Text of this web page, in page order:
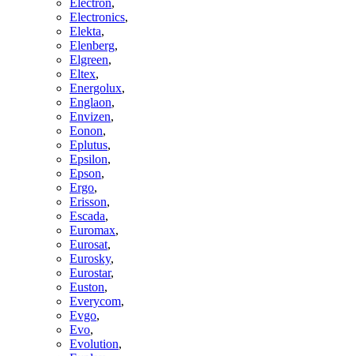
Electronics,
Elekta,
Elenberg,
Elgreen,
Eltex,
Energolux,
Englaon,
Envizen,
Eonon,
Eplutus,
Epsilon,
Epson,
Ergo,
Erisson,
Escada,
Euromax,
Eurosat,
Eurosky,
Eurostar,
Euston,
Everycom,
Evgo,
Evo,
Evolution,